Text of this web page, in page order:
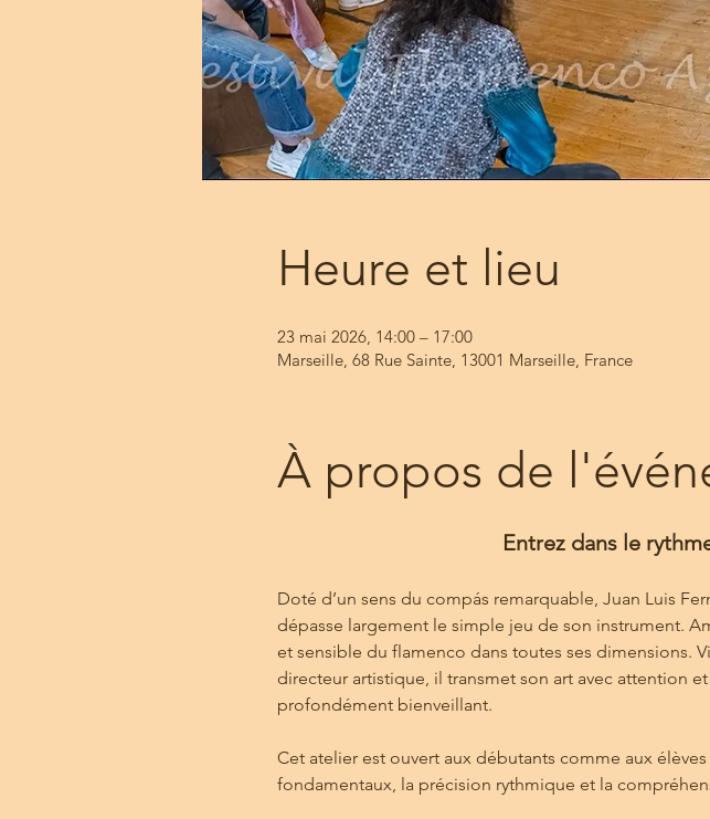
Heure et lieu
23 mai 2026, 14:00 – 17:00
Marseille, 68 Rue Sainte, 13001 Marseille, France
À propos de
Entrez dans le
Doté d’un sens du compás remarquable, Juan Luis
dépasse largement le simple jeu de son instrument.
et sensible du flamenco dans toutes ses dimensions.
directeur artistique, il transmet son art avec attention
profondément bienveillant.
Cet atelier est ouvert aux débutants comme aux
fondamentaux, la précision rythmique et la